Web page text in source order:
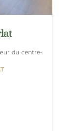
du centre-